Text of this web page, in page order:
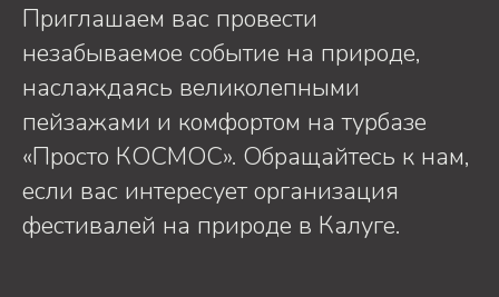
Приглашаем вас провести
незабываемое событие на природе,
наслаждаясь великолепными
пейзажами и комфортом на турбазе
«Просто КОСМОС». Обращайтесь к нам,
если вас интересует организация
фестивалей на природе в Калуге.